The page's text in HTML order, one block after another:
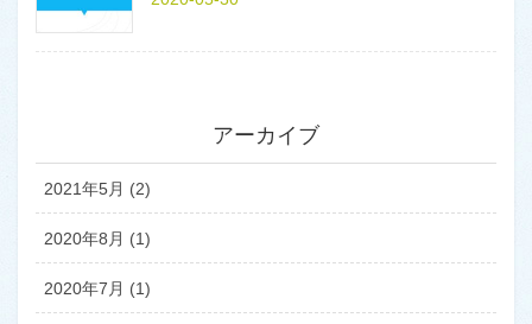
アーカイブ
2021年5月 (2)
2020年8月 (1)
2020年7月 (1)